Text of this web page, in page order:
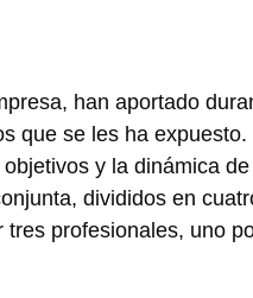
han aportado
que se les ha
y la dinámica
divididos en
profesionales, uno